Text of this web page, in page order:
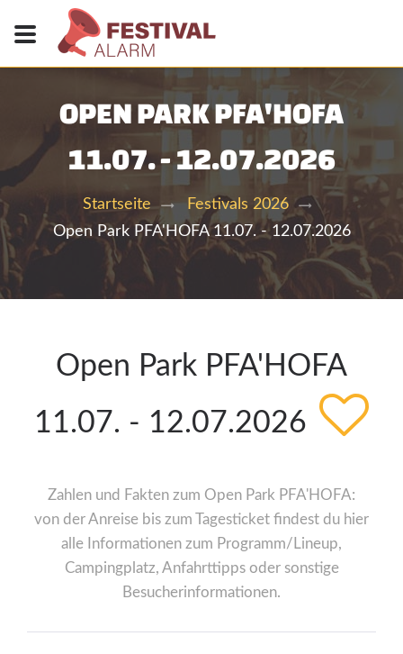
OPEN PARK PFA'HOFA
11.07. - 12.07.2026
Startseite
Festivals 2026
Open Park PFA'HOFA 11.07. - 12.07.2026
Open Park PFA'HOFA
11.07. - 12.07.2026
Zahlen und Fakten zum Open Park PFA'HOFA:
von der Anreise bis zum Tagesticket findest du hier
alle Informationen zum Programm/Lineup,
Campingplatz, Anfahrttipps oder sonstige
Besucherinformationen.